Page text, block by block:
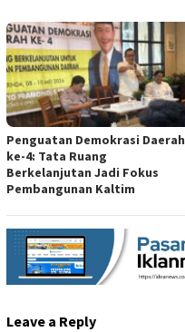
Penguatan Demokrasi Daerah
ke-4: Tata Ruang
Berkelanjutan Jadi Fokus
Pembangunan Kaltim
Leave a Reply